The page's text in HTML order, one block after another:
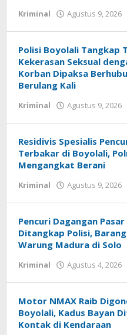
Redaksi
Simo
Raya
Kriminal Agustus 9, 2026
Polisi Boyolali Tangkap
Kekerasan Seksual
Korban Dipaksa
Berulang Kali
Kriminal Agustus 9, 2026
Residivis Spesialis
Terbakar di Boyolali,
Mengangkat Berani
Kriminal Agustus 9, 2026
Pencuri Dagangan
Ditangkap Polisi,
Warung Madura di Solo
Kriminal Agustus 4, 2026
Motor NMAX Raib
Boyolali, Kadus Bayan
Kontak di Kendaraan